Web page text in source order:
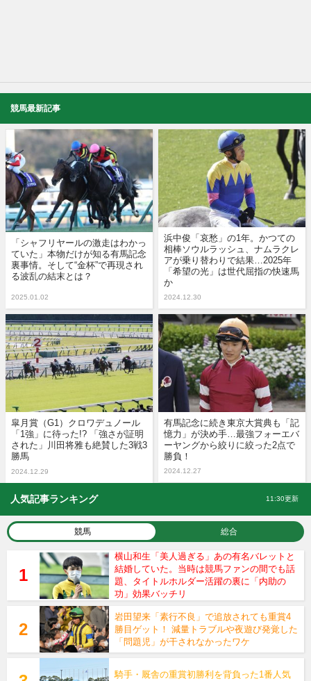
競馬最新記事
「シャフリヤールの激走はわかっ
ていた」本物だけが知る有馬記念
裏事情。そして“金杯”で再現され
る波乱の結末とは？
2025.01.02
浜中俊「哀愁」の1年。かつての
相棒ソウルラッシュ、ナムラクレ
アが乗り替わりで結果…2025年
「希望の光」は世代屈指の快速馬
か
2024.12.30
皐月賞（G1）クロワデュノール
「1強」に待った!? 「強さが証明
された」川田将雅も絶賛した3戦3
勝馬
2024.12.29
有馬記念に続き東京大賞典も「記
憶力」が決め手…最強フォーエバ
ーヤングから絞りに絞った2点で
勝負！
2024.12.27
人気記事ランキング 11:30更新
競馬 総合
横山和生「美人過ぎる」あの有名バレットと
結婚していた。当時は競馬ファンの間でも話
題、タイトルホルダー活躍の裏に「内助の
功」効果バッチリ
岩田望来「素行不良」で追放されても重賞4
勝目ゲット！ 減量トラブルや夜遊び発覚した
「問題児」が干されなかったワケ
騎手・厩舎の重賞初勝利を背負った1番人気